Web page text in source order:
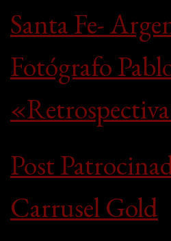
Santa Fe-
Fotógrafo
Post
Carrusel Gold